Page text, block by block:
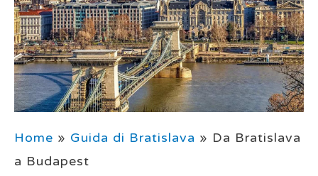
Home » Guida di Bratislava » Da Bratislava
a Budapest